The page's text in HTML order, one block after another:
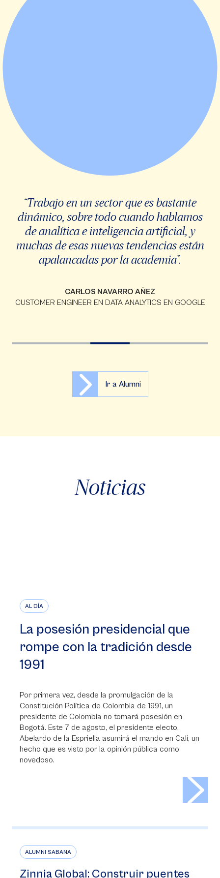
“Trabajo en un sector que es bastante
dinámico, sobre todo cuando hablamos
de analítica e inteligencia artificial, y
muchas de esas nuevas tendencias están
apalancadas por la academia”.
CARLOS NAVARRO AÑEZ
CUSTOMER ENGINEER EN DATA ANALYTICS EN GOOGLE
Ir a Alumni
Noticias
AL DÍA
La posesión presidencial que
rompe con la tradición desde
1991
Por primera vez, desde la promulgación de la
Constitución Política de Colombia de 1991, un
presidente de Colombia no tomará posesión en
Bogotá. Este 7 de agosto, el presidente electo,
Abelardo de la Espriella asumirá el mando en Cali, un
hecho que es visto por la opinión pública como
novedoso.
ALUMNI SABANA
Zinnia Global: Construir puentes